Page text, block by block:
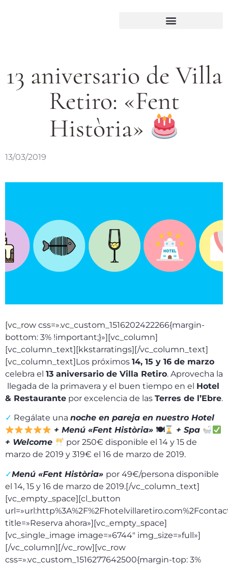
13 aniversario de Villa
Retiro: «Fent
Història»
13/03/2019
[vc_row css=».vc_custom_1516202422266{margin-
bottom: 3% !important;}»][vc_column]
[vc_column_text][kkstarratings][/vc_column_text]
[vc_column_text]Los próximos 14, 15 y 16 de marzo
celebra el 13 aniversario de Villa Retiro. Aprovecha la
llegada de la primavera y el buen tiempo en el Hotel
& Restaurante por excelencia de las Terres de l’Ebre.
✓ Regálate una noche en pareja en nuestro Hotel
+ Menú «Fent Història» 🍽
+ Spa
+ Welcome
por 250€ disponible el 14 y 15 de
marzo de 2019 y 319€ el 16 de marzo de 2019.
✓Menú «Fent Història» por 49€/persona disponible
el 14, 15 y 16 de marzo de 2019.[/vc_column_text]
[vc_empty_space][cl_button
title=»Reserva ahora»][vc_empty_space]
[vc_single_image image=»6744″ img_size=»full»]
[/vc_column][/vc_row][vc_row
css=».vc_custom_1516277642500{margin-top: 3%